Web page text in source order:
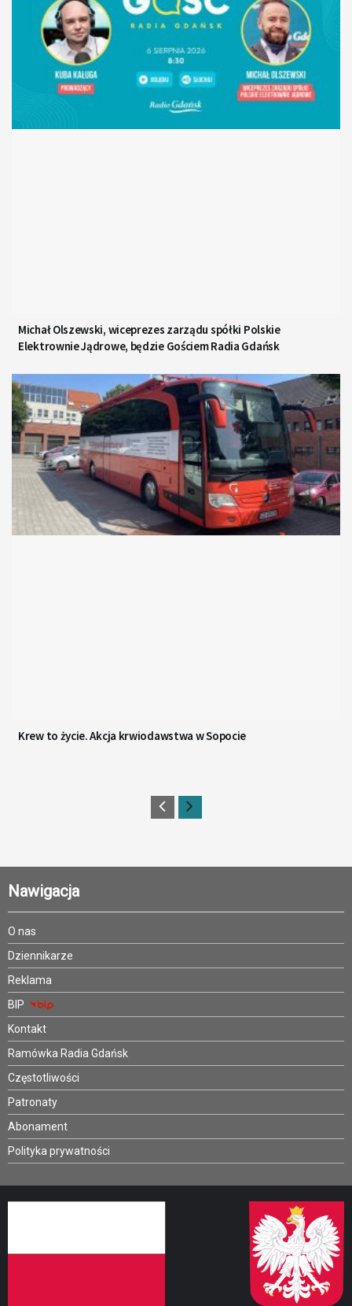
Michał Olszewski, wiceprezes zarządu spółki Polskie
Elektrownie Jądrowe, będzie Gościem Radia Gdańsk
Krew to życie. Akcja krwiodawstwa w Sopocie
Nawigacja
O nas
Dziennikarze
Reklama
BIP
Kontakt
Ramówka Radia Gdańsk
Częstotliwości
Patronaty
Abonament
Polityka prywatności